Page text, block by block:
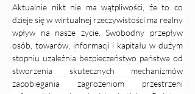
Aktualnie nikt nie ma wątpliwości, że to co
dzieje się w wirtualnej rzeczywistości ma realny
wpływ na nasze życie. Swobodny przepływ
osób, towarów, informacji i kapitału w dużym
stopniu uzależnia bezpieczeństwo państwa od
stworzenia skutecznych mechanizmów
zapobiegania zagrożeniom przestrzeni